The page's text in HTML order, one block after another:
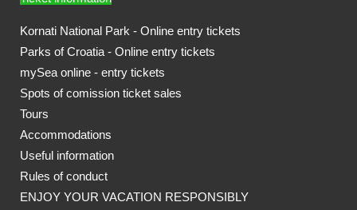
Kornati National Park - Online entry tickets
Parks of Croatia - Online entry tickets
mySea online - entry tickets
Spots of comission ticket sales
Tours
Accommodations
Useful information
Rules of conduct
ENJOY YOUR VACATION RESPONSIBLY